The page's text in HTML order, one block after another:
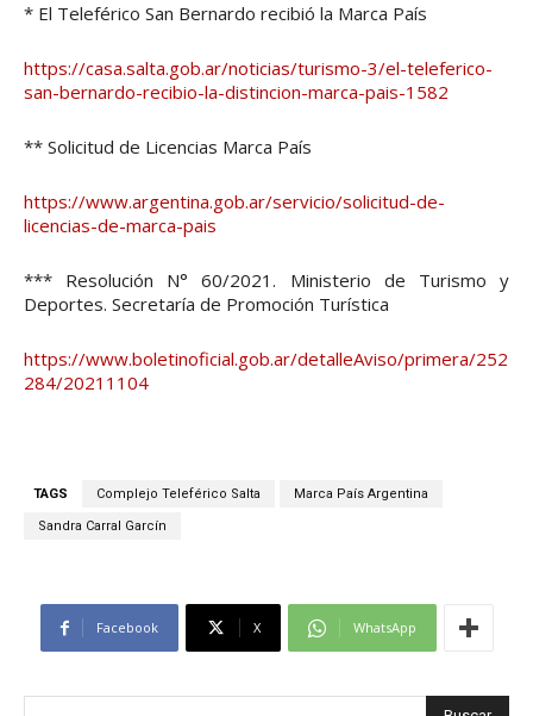
* El Teleférico San Bernardo recibió la Marca País
https://casa.salta.gob.ar/noticias/turismo-3/el-teleferico-
san-bernardo-recibio-la-distincion-marca-pais-1582
** Solicitud de Licencias Marca País
https://www.argentina.gob.ar/servicio/solicitud-de-
licencias-de-marca-pais
*** Resolución N° 60/2021. Ministerio de Turismo y
Deportes. Secretaría de Promoción Turística
https://www.boletinoficial.gob.ar/detalleAviso/primera/252
284/20211104
TAGS Complejo Teleférico Salta Marca País Argentina
Sandra Carral Garcín
Facebook X WhatsApp